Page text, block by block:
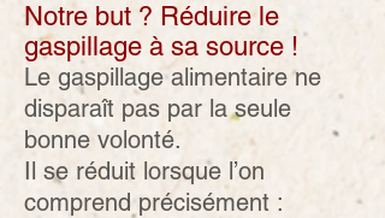
Notre but ? Réduire le
gaspillage à sa source !
Le gaspillage alimentaire ne
disparaît pas par la seule
bonne volonté.
Il se réduit lorsque l’on
comprend précisément :